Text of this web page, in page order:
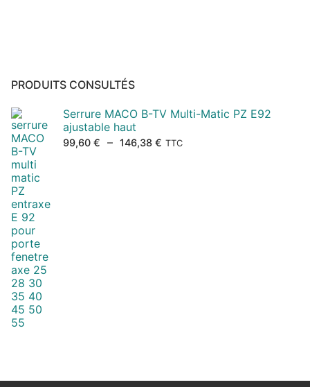
PRODUITS CONSULTÉS
Serrure MACO B-TV Multi-Matic PZ E92
ajustable haut
99,60 € – 146,38 € Plage
TTC